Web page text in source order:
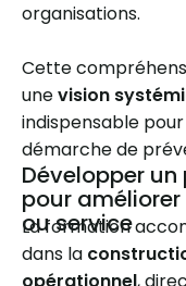
organisations.
Cette
unevision
indispensable
démarche de
Développer
pour
ou service
La formation
dans la